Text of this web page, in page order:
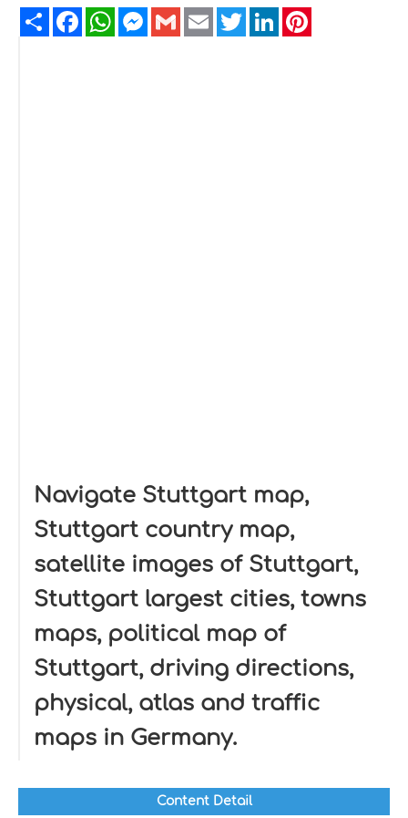
ShareFacebookWhatsAppMessenger
GmailEmailTwitterLinkedIn
Navigate Stuttgart map,
Stuttgart country map,
satellite images of Stuttgart,
Stuttgart largest cities, towns
maps, political map of
Stuttgart, driving directions,
physical, atlas and traffic
maps in Germany.
Content Detail